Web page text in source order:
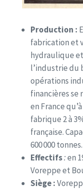
Production :
fabrication et
hydraulique
l’industrie du
opérations
financières
en France
fabrique 2 à
française.
600 000 tonnes.
Effectifs:en
Voreppe et
Siège :